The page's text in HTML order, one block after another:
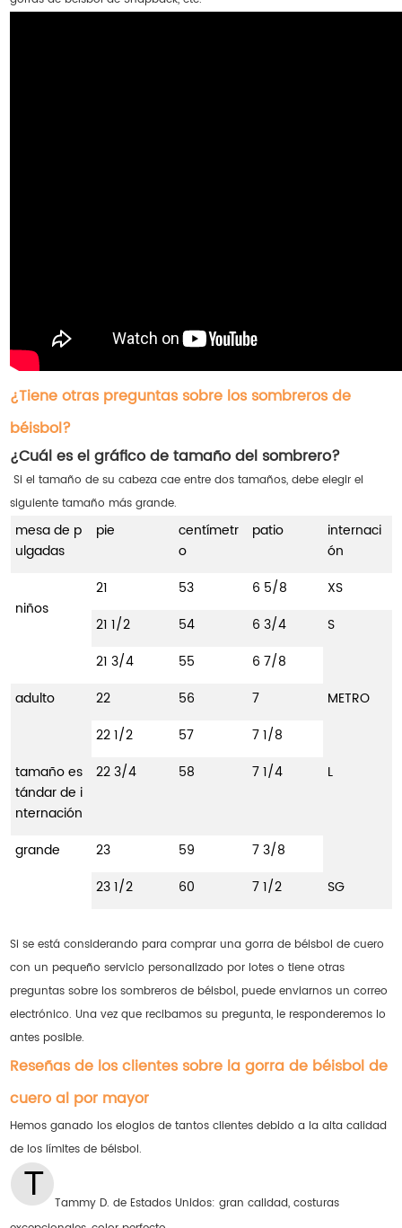
¿Tiene otras preguntas sobre los sombreros de
béisbol?
¿Cuál es el gráfico de tamaño del sombrero?
Si el tamaño de su cabeza cae entre dos tamaños, debe elegir el
siguiente tamaño más grande.
mesa de p
ulgadas
pie
centímetr
o
patio
internaci
ón
niños
21 53 6 5/8
XS
21 1/2
54 6 3/4
S
21 3/4
55
6 7/8
adulto
22 56 7
METRO
22 1/2
57
7 1/8
tamaño es
tándar de i
nternación
22 3/4 58 7 1/4 L
grande 23 59
7 3/8
23 1/2
60 7 1/2 SG
Si se está considerando para comprar una gorra de béisbol de cuero
con un pequeño servicio personalizado por lotes o tiene otras
preguntas sobre los sombreros de béisbol, puede enviarnos un correo
electrónico. Una vez que recibamos su pregunta, le responderemos lo
antes posible.
Reseñas de los clientes sobre la gorra de béisbol de
cuero al por mayor
Hemos ganado los elogios de tantos clientes debido a la alta calidad
de los límites de béisbol.
Tammy D. de Estados Unidos: gran calidad, costuras